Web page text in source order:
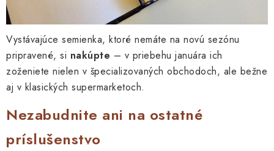
Vystávajúce semienka, ktoré nemáte na novú sezónu
pripravené, si nakúpte – v priebehu januára ich
zoženiete nielen v špecializovaných obchodoch, ale bežne
aj v klasických supermarketoch.
Nezabudnite ani na ostatné
príslušenstvo